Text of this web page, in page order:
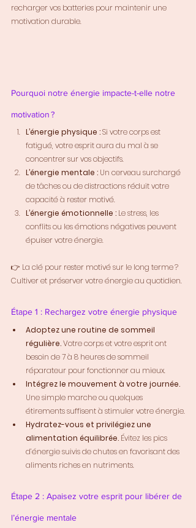
recharger vos batteries pour maintenir une
motivation durable.
Pourquoi notre énergie impacte-t-elle notre
motivation ?
L’énergie physique : Si votre corps est
fatigué, votre esprit aura du mal à se
concentrer sur vos objectifs.
L’énergie mentale : Un cerveau surchargé
de tâches ou de distractions réduit votre
capacité à rester motivé.
L’énergie émotionnelle : Le stress, les
conflits ou les émotions négatives peuvent
épuiser votre énergie.
👉 La clé pour rester motivé sur le long terme ?
Cultiver et préserver votre énergie au quotidien.
Étape 1 : Rechargez votre énergie physique
Adoptez une routine de sommeil
régulière. Votre corps et votre esprit ont
besoin de 7 à 8 heures de sommeil
réparateur pour fonctionner au mieux.
Intégrez le mouvement à votre journée.
Une simple marche ou quelques
étirements suffisent à stimuler votre énergie.
Hydratez-vous et privilégiez une
alimentation équilibrée. Évitez les pics
d’énergie suivis de chutes en favorisant des
aliments riches en nutriments.
Étape 2 : Apaisez votre esprit pour libérer de
l’énergie mentale